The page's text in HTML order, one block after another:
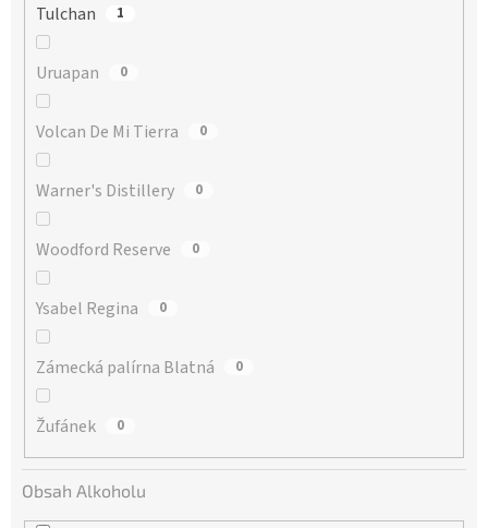
Tulchan 1
Uruapan 0
Volcan De Mi Tierra 0
Warner's Distillery 0
Woodford Reserve 0
Ysabel Regina 0
Zámecká palírna Blatná 0
Žufánek 0
Obsah Alkoholu